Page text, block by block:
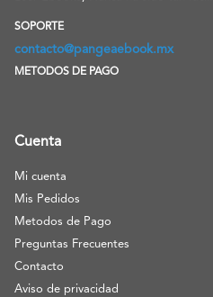
SOPORTE
contacto@pangeaebook.mx
METODOS DE PAGO
Cuenta
Mi cuenta
Mis Pedidos
Metodos de Pago
Preguntas Frecuentes
Contacto
Aviso de privacidad